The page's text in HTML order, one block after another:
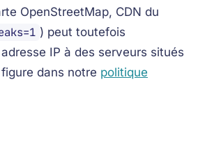
OpenStreetMap, CDN du
) peut toutefois
IP à des serveurs situés
dans notre politique